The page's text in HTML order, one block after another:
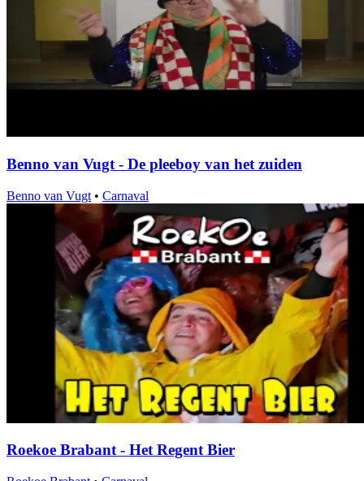
Benno van Vugt - De pleeboy van het zuiden
Benno van Vugt • Carnaval
Roekoe Brabant - Het Regent Bier